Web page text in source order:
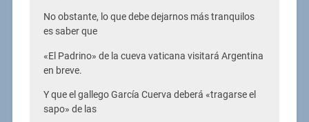
No obstante, lo que debe dejarnos más tranquilos
es saber que
«El Padrino» de la cueva vaticana visitará Argentina
en breve.
Y que el gallego García Cuerva deberá «tragarse el
sapo» de las